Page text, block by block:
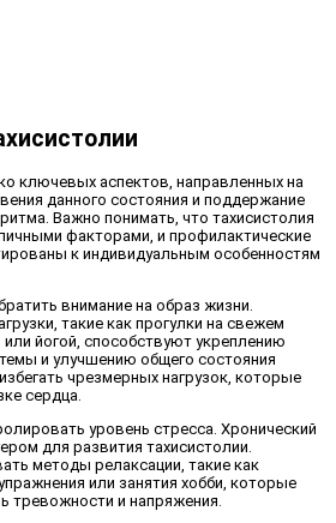
ключевых аспектов, направленных на
данного состояния и поддержание
Важно понимать, что тахисистолия
факторами, и профилактические
к индивидуальным особенностям
внимание на образ жизни.
такие как прогулки на свежем
йогой, способствуют укреплению
и улучшению общего состояния
чрезмерных нагрузок, которые
сердца.
уровень стресса. Хронический
для развития тахисистолии.
методы релаксации, такие как
или занятия хобби, которые
тревожности и напряжения.